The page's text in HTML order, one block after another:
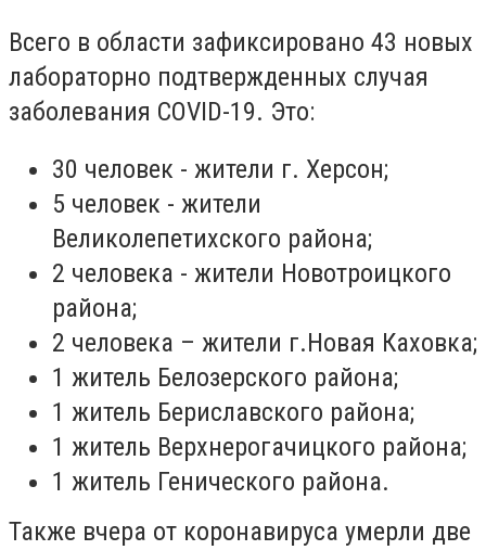
Всего в области зафиксировано 43 новых
лабораторно подтвержденных случая
заболевания COVID-19. Это:
30 человек - жители г. Херсон;
5 человек - жители
Великолепетихского района;
2 человека - жители Новотроицкого
района;
2 человека – жители г.Новая Каховка;
1 житель Белозерского района;
1 житель Бериславского района;
1 житель Верхнерогачицкого района;
1 житель Генического района.
Также вчера от коронавируса умерли две